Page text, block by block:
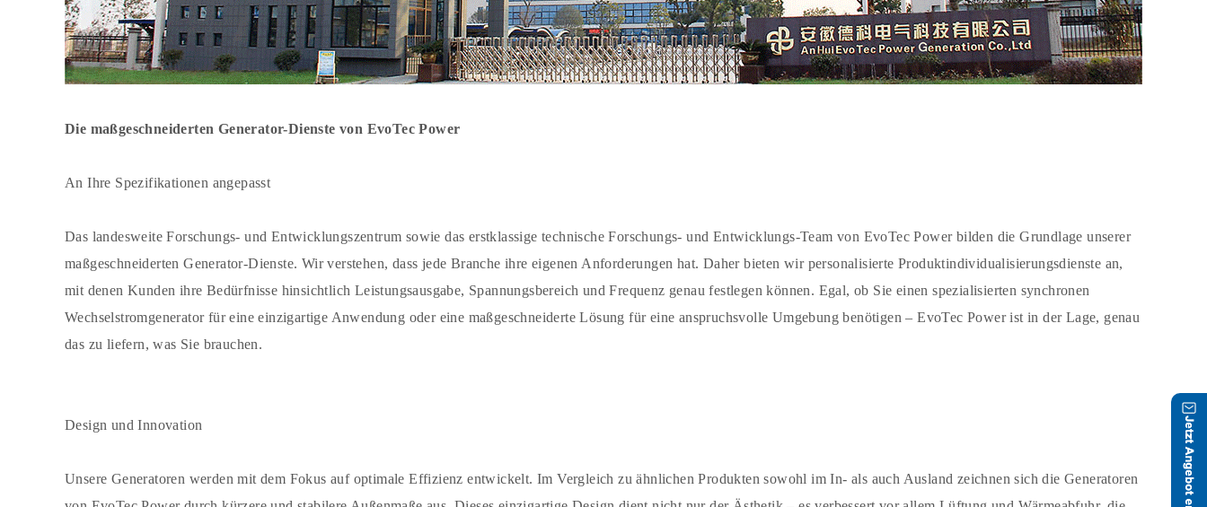
Die maßgeschneiderten Generator-Dienste von EvoTec Power
An Ihre Spezifikationen angepasst
Das landesweite Forschungs- und Entwicklungszentrum sowie das erstklassige technische Forschungs- und Entwicklungs-Team von EvoTec Power bilden die Grundlage unserer
maßgeschneiderten Generator-Dienste. Wir verstehen, dass jede Branche ihre eigenen Anforderungen hat. Daher bieten wir personalisierte Produktindividualisierungsdienste an,
mit denen Kunden ihre Bedürfnisse hinsichtlich Leistungsausgabe, Spannungsbereich und Frequenz genau festlegen können. Egal, ob Sie einen spezialisierten synchronen
Wechselstromgenerator für eine einzigartige Anwendung oder eine maßgeschneiderte Lösung für eine anspruchsvolle Umgebung benötigen – EvoTec Power ist in der Lage, genau
das zu liefern, was Sie brauchen.
Design und Innovation
Unsere Generatoren werden mit dem Fokus auf optimale Effizienz entwickelt. Im Vergleich zu ähnlichen Produkten sowohl im In- als auch Ausland zeichnen sich die Generatoren